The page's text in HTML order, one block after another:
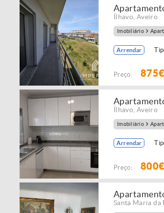
Ílhavo Aveiro
Imobiliário
Arrendar
Preço: 875€
Ílhavo Aveiro
Imobiliário
Arrendar
Preço: 800€
Santa Maria da